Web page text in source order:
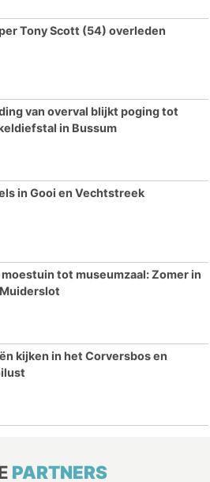
Tony Scott (54) overleden
van overval blijkt poging tot
in Bussum
in Gooi en Vechtstreek
moestuin tot museumzaal: Zomer in
kijken in het Corversbos en
PARTNERS